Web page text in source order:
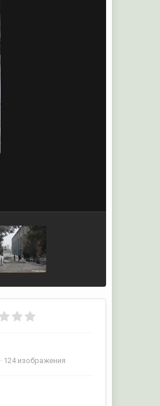
· 124 изображения